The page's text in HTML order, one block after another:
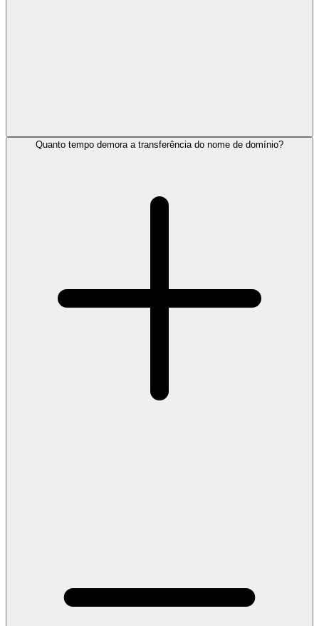
Quanto tempo demora a transferência do nome de domínio?